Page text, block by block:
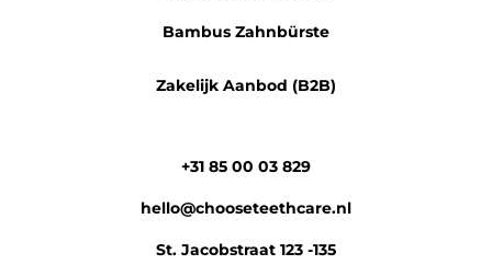
Bambus Zahnbürste
Zakelijk Aanbod (B2B)
+31 85 00 03 829
hello@chooseteethcare.nl
St. Jacobstraat 123 -135